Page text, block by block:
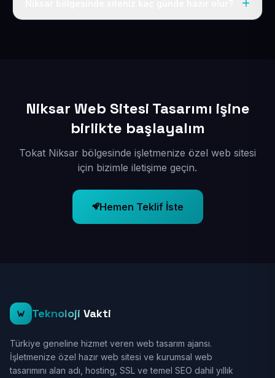
Niksar Web Sitesi Tasarımı işine
birlikte başlayalım
Tokat Niksar bölgesinde işletmenize özel web sitesi
için bizimle iletişime geçin.
Hemen Teklif İste
Teknoloji Vakti
Türkiye geneline hizmet veren web tasarım ajansı.
İşletmenize özel hazır web sitesi ve kurumsal web
tasarımını alan adı, hosting, SSL ve temel SEO dahil yıllık